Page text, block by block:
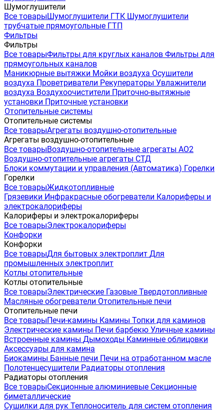
Шумоглушители
Все товарыШумоглушители ГТК Шумоглушители
трубчатые прямоугольные ГТП
Фильтры
Фильтры
Все товарыФильтры для круглых каналов Фильтры для
прямоугольных каналов
Маникюрные вытяжки Мойки воздуха Осушители
воздуха Проветриватели Рекуператоры Увлажнители
воздуха Воздухоочистители Приточно-вытяжные
установки Приточные установки
Отопительные системы
Отопительные системы
Все товарыАгрегаты воздушно-отопительные
Агрегаты воздушно-отопительные
Все товарыВоздушно-отопительные агрегаты АО2
Воздушно-отопительные агрегаты СТД
Блоки коммутации и управления (Автоматика) Горелки
Горелки
Все товарыЖидкотопливные
Грязевики Инфракрасные обогреватели Калориферы и
электрокалориферы
Калориферы и электрокалориферы
Все товарыЭлектрокалориферы
Конфорки
Конфорки
Все товарыДля бытовых электроплит Для
промышленных электроплит
Котлы отопительные
Котлы отопительные
Все товарыЭлектрические Газовые Твердотопливные
Масляные обогреватели Отопительные печи
Отопительные печи
Все товарыПечи-камины Камины Топки для каминов
Электрические камины Печи барбекю Уличные камины
Встроенные камины Дымоходы Каминные облицовки
Аксессуары для камина
Биокамины Банные печи Печи на отработанном масле
Полотенцесушители Радиаторы отопления
Радиаторы отопления
Все товарыСекционные алюминиевые Секционные
биметаллические
Сушилки для рук Теплоноситель для систем отопления